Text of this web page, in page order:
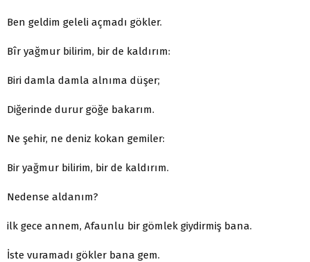
Ben geldim geleli açmadı gökler.
Bîr yağmur bilirim, bir de kaldırım:
Biri damla damla alnıma düşer;
Diğerinde durur göğe bakarım.
Ne şehir, ne deniz kokan gemiler:
Bir yağmur bilirim, bir de kaldırım.
Nedense aldanım?
ilk gece annem, Afaunlu bir gömlek giydirmiş bana.
İste vuramadı gökler bana gem.